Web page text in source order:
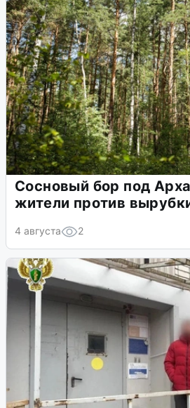
Сосновый бор под
жители против
4 августа 2